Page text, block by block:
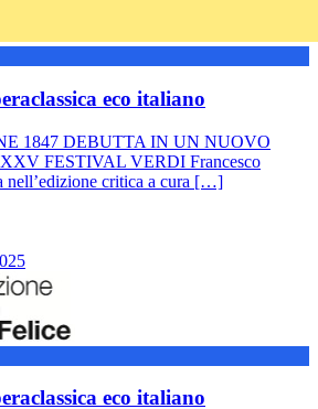
eco italiano
1847 DEBUTTA IN UN NUOVO
FESTIVAL VERDI Francesco
nell’edizione critica a cura […]
eco italiano